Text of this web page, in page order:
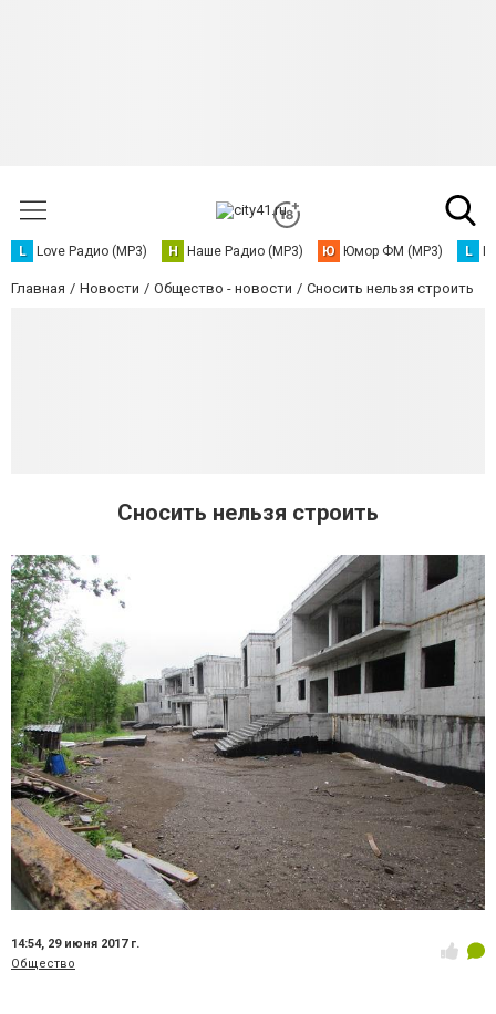
L Love Радио (MP3) Н Наше Радио (MP3) Ю Юмор ФМ (MP3) L
Главная Новости Общество - новости Сносить нельзя строить
Сносить нельзя строить
14:54, 29 июня 2017 г.
Общество